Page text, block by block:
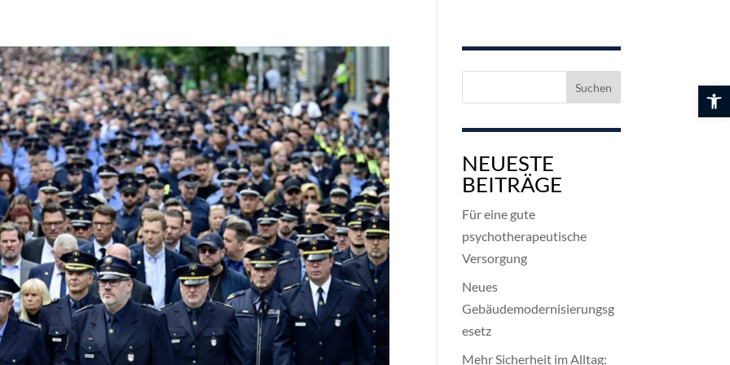
NEUESTE
BEITRÄGE
Für eine gute
psychotherapeutische
Versorgung
Neues
Gebäudemodernisierungsg
esetz
Mehr Sicherheit im Alltag: